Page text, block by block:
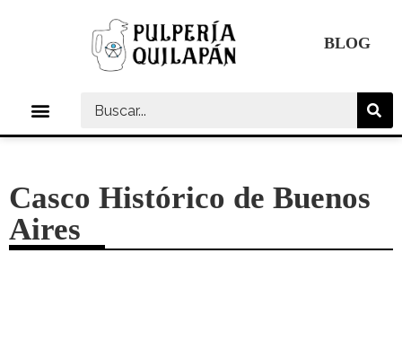
BLOG
Menú
Casco Histórico de Buenos
Aires